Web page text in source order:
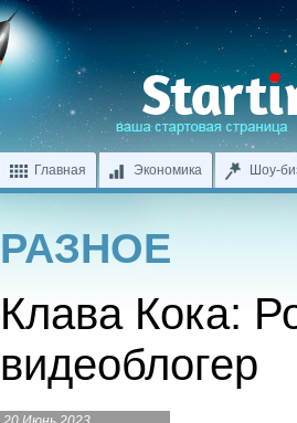
Главная Экономика Шоу-
РАЗНОЕ
Клава Кока:
видеоблогер